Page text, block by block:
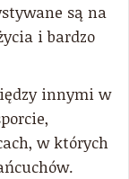
są na
i bardzo
innymi w
w których